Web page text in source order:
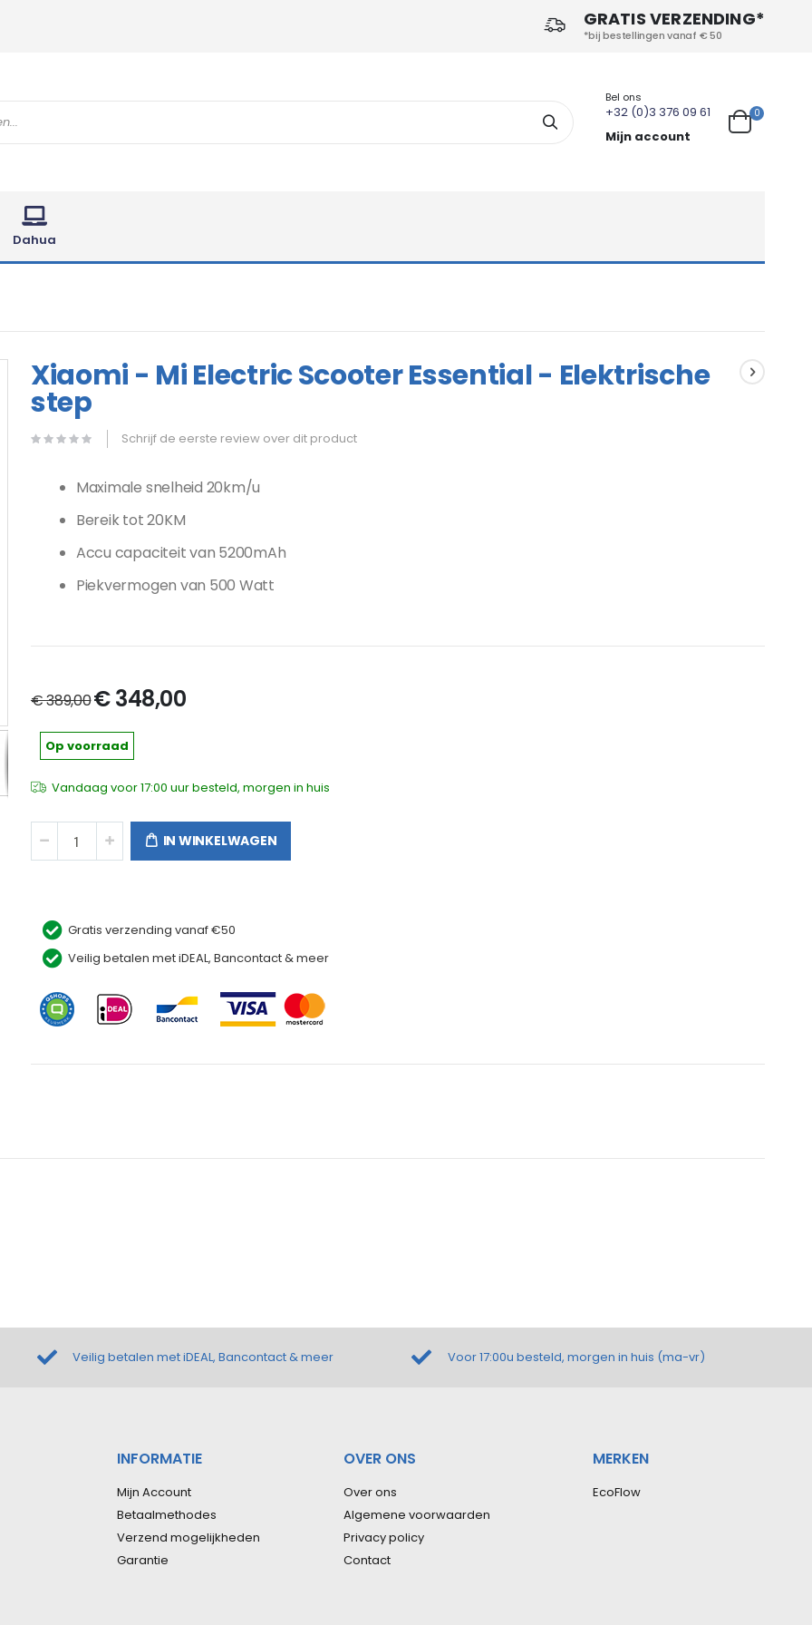
GRATIS VERZENDING*
*bij bestellingen vanaf € 50
Bel ons
+32 (0)3 376 09 61
Mijn account
Cart
0producten
Dahua
Xiaomi - Mi Electric Scooter Essential - Elektrische step
Xiaomi - Mi Electric Scooter Essential - Elektrische
step
Schrijf de eerste review over dit product
Maximale snelheid 20km/u
Bereik tot 20KM
Accu capaciteit van 5200mAh
Piekvermogen van 500 Watt
€ 389,00
Special
Price
€ 348,00
Op voorraad
Vandaag voor 17:00 uur besteld, morgen in huis
IN WINKELWAGEN
Gratis verzending vanaf €50
Veilig betalen met iDEAL, Bancontact & meer
Veilig betalen met iDEAL, Bancontact & meer Voor 17:00u besteld, morgen in huis (ma-vr)
INFORMATIE
Mijn Account
Betaalmethodes
Verzend mogelijkheden
Garantie
OVER ONS
Over ons
Algemene voorwaarden
Privacy policy
Contact
MERKEN
EcoFlow